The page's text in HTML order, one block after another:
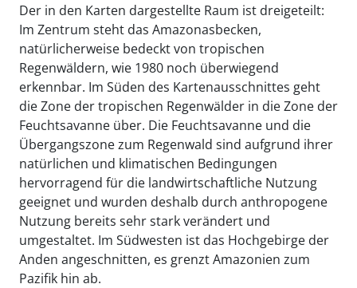
Der in den Karten dargestellte Raum ist dreigeteilt:
Im Zentrum steht das Amazonasbecken,
natürlicherweise bedeckt von tropischen
Regenwäldern, wie 1980 noch überwiegend
erkennbar. Im Süden des Kartenausschnittes geht
die Zone der tropischen Regenwälder in die Zone der
Feuchtsavanne über. Die Feuchtsavanne und die
Übergangszone zum Regenwald sind aufgrund ihrer
natürlichen und klimatischen Bedingungen
hervorragend für die landwirtschaftliche Nutzung
geeignet und wurden deshalb durch anthropogene
Nutzung bereits sehr stark verändert und
umgestaltet. Im Südwesten ist das Hochgebirge der
Anden angeschnitten, es grenzt Amazonien zum
Pazifik hin ab.